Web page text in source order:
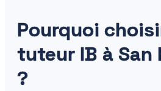
Pourquoi
tuteur IB à San
?